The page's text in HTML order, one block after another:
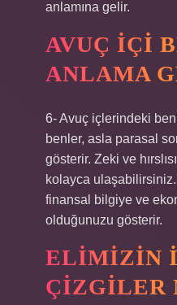
anlamına gelir.
AVUÇ IÇI
ANLAMA
6- Avuç içlerindeki
benler, asla parasal
gösterir. Zeki ve
kolayca
finansal bilgiye ve
olduğunuzu gösterir.
ELIMIZIN
ÇIZGILER